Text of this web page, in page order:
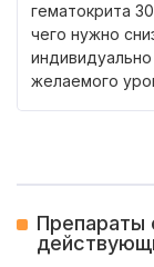
гематокрита
чего нужно
желаемого
Препараты